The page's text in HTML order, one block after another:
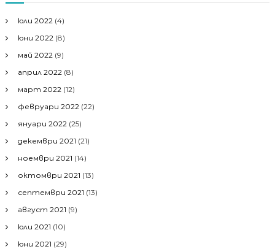
юли 2022 (4)
юни 2022 (8)
май 2022 (9)
април 2022 (8)
март 2022 (12)
февруари 2022 (22)
януари 2022 (25)
декември 2021 (21)
ноември 2021 (14)
октомври 2021 (13)
септември 2021 (13)
август 2021 (9)
юли 2021 (10)
юни 2021 (29)